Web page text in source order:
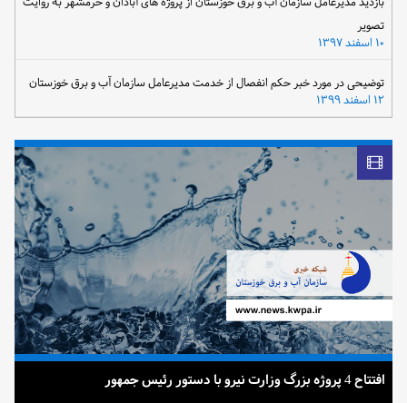
تصویر
توضیحی در مورد خبر حکم انفصال از خدمت مدیرعامل سازمان آب و برق خوزستان
۱۲ اسفند ۱۳۹۹
افتتاح 4 پروژه بزرگ وزارت نیرو با دستور رئیس جمهور